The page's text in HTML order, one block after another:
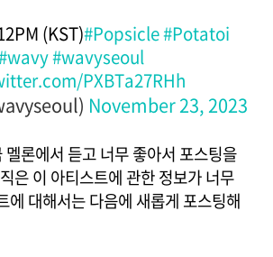
(KST)#Popsicle#Potatoi
#wavyseoul
PXBTa27RHh
November 23, 2023
멜론에서 듣고 너무 좋아서 포스팅을
은 이 아티스트에 관한 정보가 너무
에 대해서는 다음에 새롭게 포스팅해